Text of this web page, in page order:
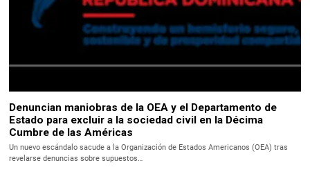
Denuncian maniobras de la OEA y el Departamento de
Estado para excluir a la sociedad civil en la Décima
Cumbre de las Américas
Un nuevo escándalo sacude a la Organización de Estados Americanos (OEA) tras
revelarse denuncias sobre supuestos…